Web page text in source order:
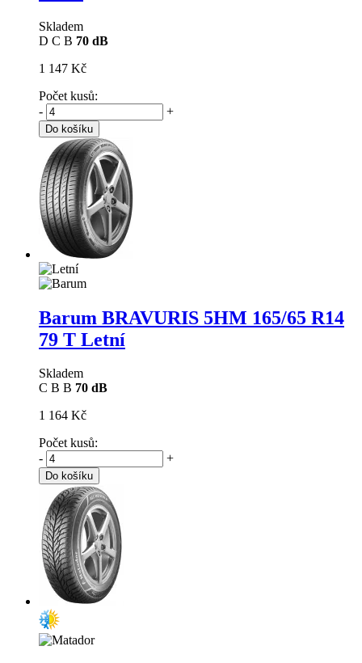
Skladem
D C B 70 dB
1 147 Kč
Počet kusů:
-
+
Do košíku
Barum BRAVURIS 5HM 165/65 R14
79 T Letní
Skladem
C B B 70 dB
1 164 Kč
Počet kusů:
-
+
Do košíku